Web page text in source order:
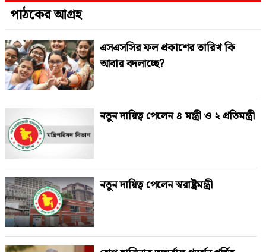
পাঠকের আগ্রহ
এসএসসির ফল প্রকাশের তারিখ কি
আবার বদলাচ্ছে?
নতুন দায়িত্ব পেলেন ৪ মন্ত্রী ও ২ প্রতিমন্ত্রী
নতুন দায়িত্ব পেলেন স্বরাষ্ট্রমন্ত্রী